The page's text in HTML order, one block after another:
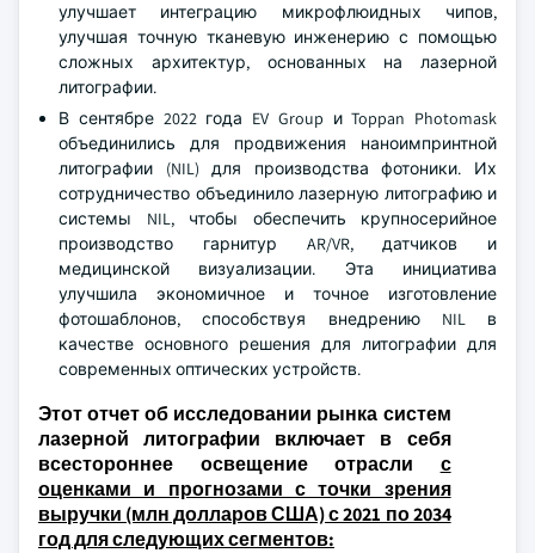
улучшает интеграцию микрофлюидных чипов,
улучшая точную тканевую инженерию с помощью
сложных архитектур, основанных на лазерной
литографии.
В сентябре 2022 года EV Group и Toppan Photomask
объединились для продвижения наноимпринтной
литографии (NIL) для производства фотоники. Их
сотрудничество объединило лазерную литографию и
системы NIL, чтобы обеспечить крупносерийное
производство гарнитур AR/VR, датчиков и
медицинской визуализации. Эта инициатива
улучшила экономичное и точное изготовление
фотошаблонов, способствуя внедрению NIL в
качестве основного решения для литографии для
современных оптических устройств.
Этот отчет об исследовании рынка систем
лазерной литографии включает в себя
всестороннее освещение отрасли с
оценками и прогнозами с точки зрения
выручки (млн долларов США) с 2021 по 2034
год для следующих сегментов: